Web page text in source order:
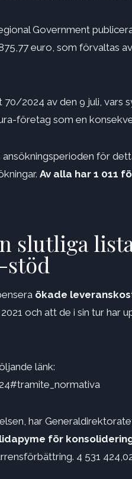
Government
euro, som förvaltas
2024 av den 9 juli, vars
företag som en
för
Av alla har 1 011
slutliga
stöd
ökade
och att de i sin tur har
länk:
har
för
4 531